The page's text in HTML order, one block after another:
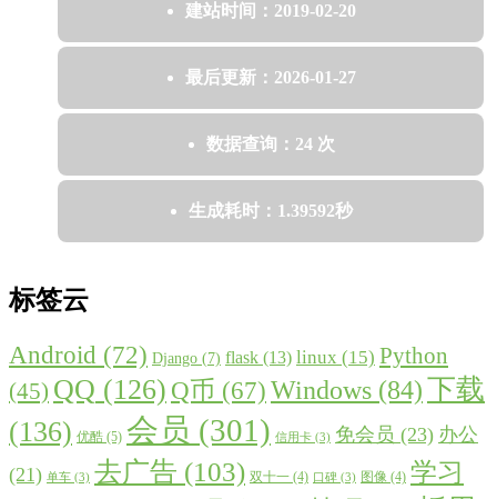
建站时间：2019-02-20
最后更新：2026-01-27
数据查询：24 次
生成耗时：1.39592秒
标签云
Android (72) Django (7) flask (13) linux (15) Python
(45) QQ (126) Q币 (67) Windows (84)下载
(136) 优酷 (5) 会员 (301) 信用卡 (3) 免会员 (23) 办公
(21) 单车 (3) 去广告 (103) 双十一 (4) 口碑 (3) 图像 (4) 学习